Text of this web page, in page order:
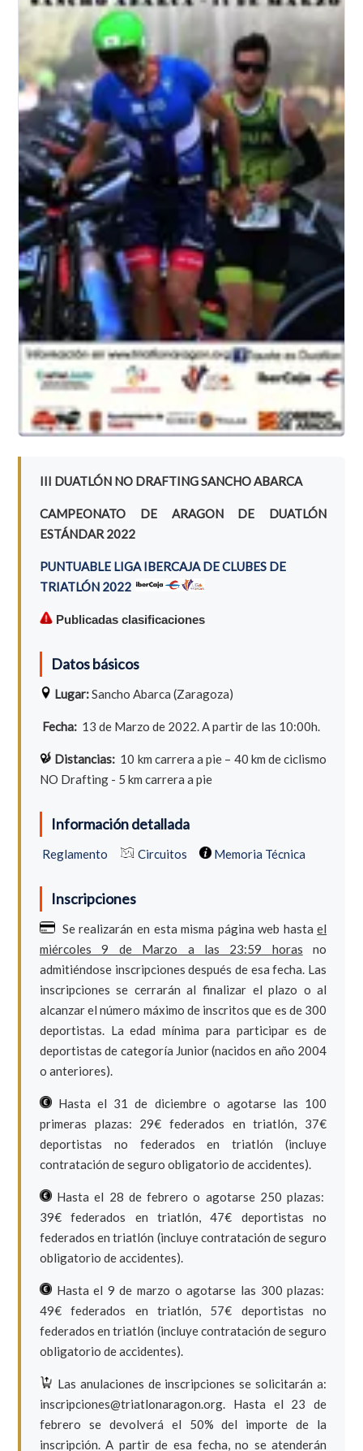
III DUATLÓN NO DRAFTING SANCHO ABARCA
CAMPEONATO DE ARAGON DE DUATLÓN
ESTÁNDAR 2022
PUNTUABLE LIGA IBERCAJA DE CLUBES DE
TRIATLÓN 2022
Publicadas clasificaciones
Datos básicos
Lugar:Sancho Abarca (Zaragoza)
Fecha: 13 de Marzo de 2022. A partir de las 10:00h.
Distancias: 10 km carrera a pie – 40 km de ciclismo
NO Drafting - 5 km carrera a pie
Información detallada
Reglamento Circuitos Memoria Técnica
Inscripciones
Se realizarán en esta misma página web hastael
miércoles 9 de Marzo a las 23:59 horas no
admitiéndose inscripciones después de esa fecha. Las
inscripciones se cerrarán al finalizar el plazo o al
alcanzar el número máximo de inscritos que es de 300
deportistas. La edad mínima para participar es de
deportistas de categoría Junior (nacidos en año 2004
o anteriores).
Hasta el 31 de diciembre o agotarse las 100
primeras plazas: 29€ federados en triatlón, 37€
deportistas no federados en triatlón (incluye
contratación de seguro obligatorio de accidentes).
Hasta el 28 de febrero o agotarse 250 plazas:
39€ federados en triatlón, 47€ deportistas no
federados en triatlón (incluye contratación de seguro
obligatorio de accidentes).
Hasta el 9 de marzo o agotarse las 300 plazas:
49€ federados en triatlón, 57€ deportistas no
federados en triatlón (incluye contratación de seguro
obligatorio de accidentes).
Las anulaciones de inscripciones se solicitarán a:
inscripciones@triatlonaragon.org. Hasta el 23 de
febrero se devolverá el 50% del importe de la
inscripción. A partir de esa fecha, no se atenderán